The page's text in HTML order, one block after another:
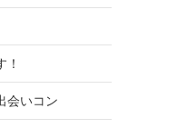
！
会いコン